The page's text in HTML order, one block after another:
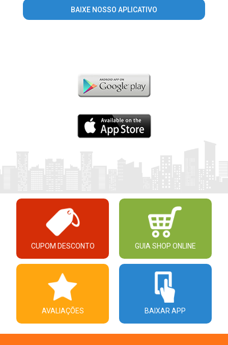
BAIXE NOSSO APLICATIVO
CUPOM DESCONTO GUIA SHOP ONLINE
AVALIAÇÕES BAIXAR APP